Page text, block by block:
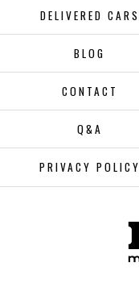
DELIVERED CARS
BLOG
CONTACT
Q&A
PRIVACY POLICY